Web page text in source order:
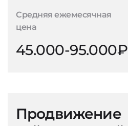
Средняя ежемесячная
цена
45.000-95.000₽
Продвижение